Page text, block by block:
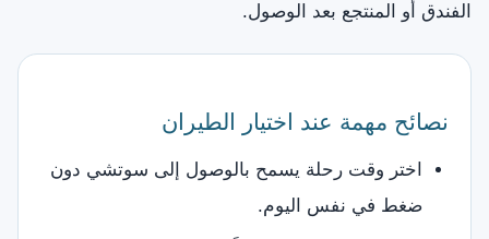
الفندق أو المنتجع بعد الوصول.
نصائح مهمة عند اختيار الطيران
اختر وقت رحلة يسمح بالوصول إلى سوتشي دون
ضغط في نفس اليوم.